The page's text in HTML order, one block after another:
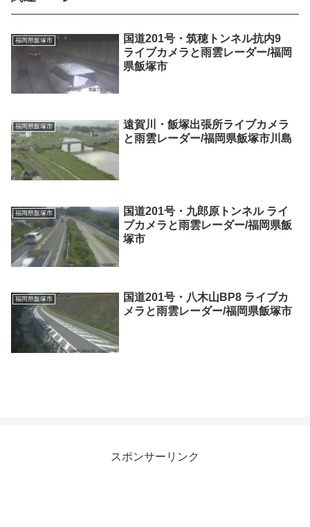
福岡県飯塚市
国道201号・筑穂トンネル抗内9
ライブカメラと雨雲レーダー/福岡
県飯塚市
福岡県飯塚市
遠賀川・飯塚出張所ライブカメラ
と雨雲レーダー/福岡県飯塚市川島
福岡県飯塚市
国道201号・九郎原トンネル ライ
ブカメラと雨雲レーダー/福岡県飯
塚市
福岡県飯塚市
国道201号・八木山BP8 ライブカ
メラと雨雲レーダー/福岡県飯塚市
スポンサーリンク